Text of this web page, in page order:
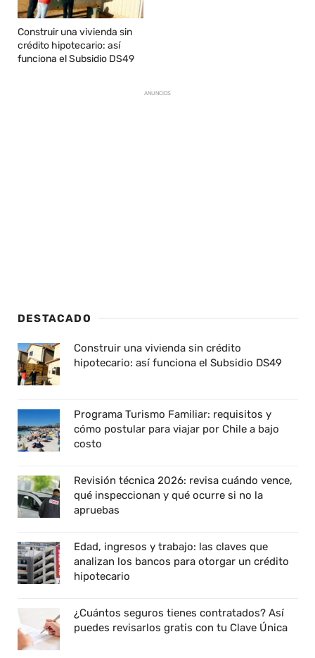
Construir una vivienda sin
crédito hipotecario: así
funciona el Subsidio DS49
ANUNCIOS
DESTACADO
Construir una vivienda sin crédito
hipotecario: así funciona el Subsidio DS49
Programa Turismo Familiar: requisitos y
cómo postular para viajar por Chile a bajo
costo
Revisión técnica 2026: revisa cuándo vence,
qué inspeccionan y qué ocurre si no la
apruebas
Edad, ingresos y trabajo: las claves que
analizan los bancos para otorgar un crédito
hipotecario
¿Cuántos seguros tienes contratados? Así
puedes revisarlos gratis con tu Clave Única